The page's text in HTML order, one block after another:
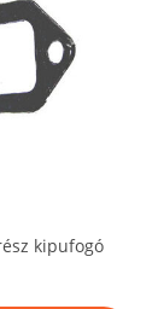
kipufogó